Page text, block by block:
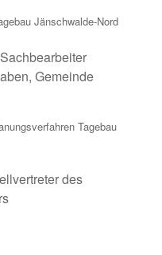
Jänschwalde-Nord
Gemeinde
Tagebau
des